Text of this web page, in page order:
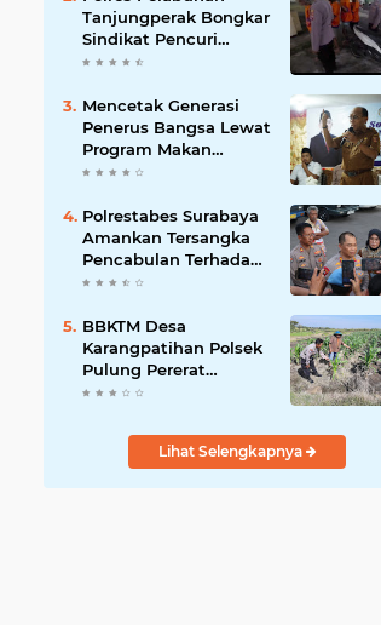
Ponorogo
Tanjungperak Bongkar
Sindikat Pencuri
Belasan Unit AC,
Diamankan
Mencetak Generasi
Penerus Bangsa Lewat
Program Makan
Bergizi Gratis
Polrestabes Surabaya
Amankan Tersangka
Pencabulan Terhadap
Tujuh Anak Dibawah
BBKTM Desa
Karangpatihan Polsek
Pulung Pererat
Silaturahmi Bersama
Kamtibmas yang
Lihat Selengkapnya